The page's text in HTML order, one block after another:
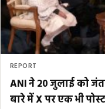
REPORT
ANI ने 20 जुलाई को
बारे में X पर एक भी